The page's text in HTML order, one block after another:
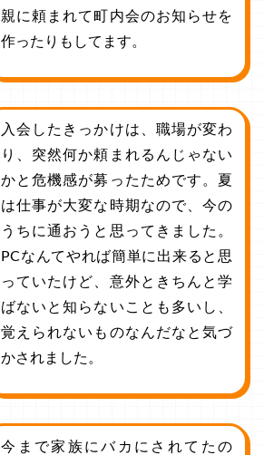
親に頼まれて町内会のお知らせを
作ったりもしてます。
入会したきっかけは、職場が変わ
り、突然何か頼まれるんじゃない
かと危機感が募ったためです。夏
は仕事が大変な時期なので、今の
うちに通おうと思ってきました。
PCなんてやれば簡単に出来ると思
っていたけど、意外ときちんと学
ばないと知らないことも多いし、
覚えられないものなんだなと気づ
かされました。
今まで家族にバカにされてたの